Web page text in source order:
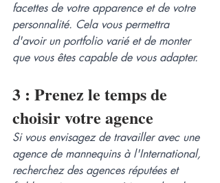
facettes de votre apparence et de votre
personnalité. Cela vous permettra
d'avoir un portfolio varié et de monter
que vous êtes capable de vous adapter.
3 : Prenez le temps de
choisir votre agence
Si vous envisagez de travailler avec une
agence de mannequins à l'International,
recherchez des agences réputées et